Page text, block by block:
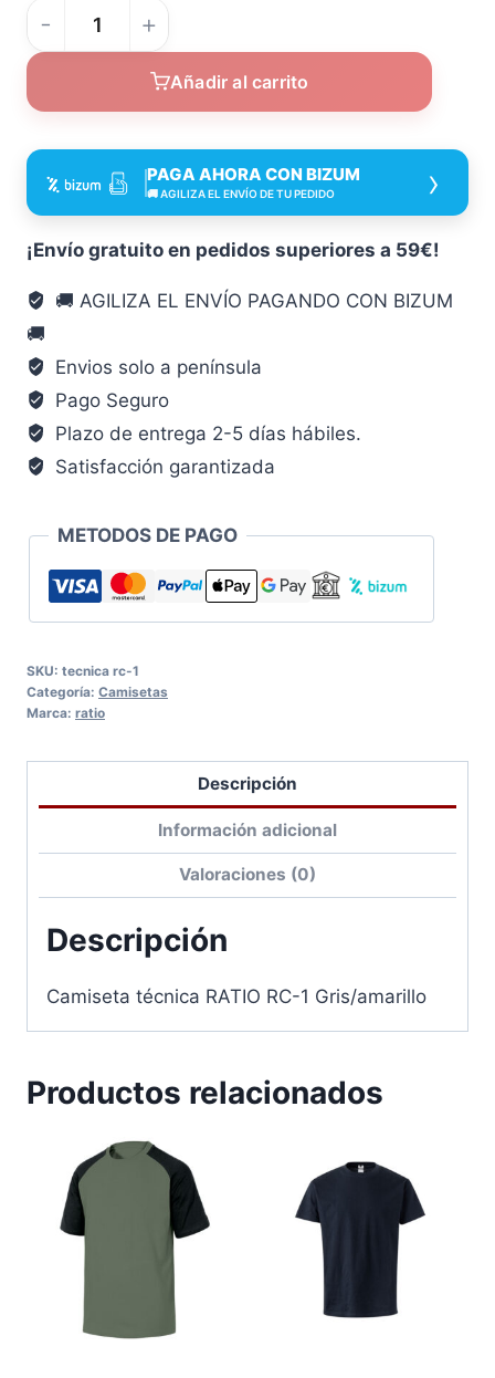
Camiseta
técnica
RATIO
1
cantidad
Añadir al carrito
PAGA AHORA CON BIZUM
🚚 AGILIZA EL ENVÍO DE TU PEDIDO ›
¡Envío gratuito en pedidos superiores a 59€!
🚚 AGILIZA EL ENVÍO PAGANDO CON BIZUM
🚚
Envios solo a península
Pago Seguro
Plazo de entrega 2-5 días hábiles.
Satisfacción garantizada
METODOS DE PAGO
SKU: tecnica rc-1
Categoría: Camisetas
Marca: ratio
Descripción
Información adicional
Valoraciones (0)
Descripción
Camiseta técnica RATIO RC-1 Gris/amarillo
Productos relacionados